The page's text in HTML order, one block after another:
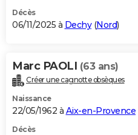
Décès
06/11/2025 à Dechy(Nord)
Marc PAOLI (63 ans)
Créer une cagnotte obsèques
Naissance
22/05/1962 à Aix-en-Provence
Décès